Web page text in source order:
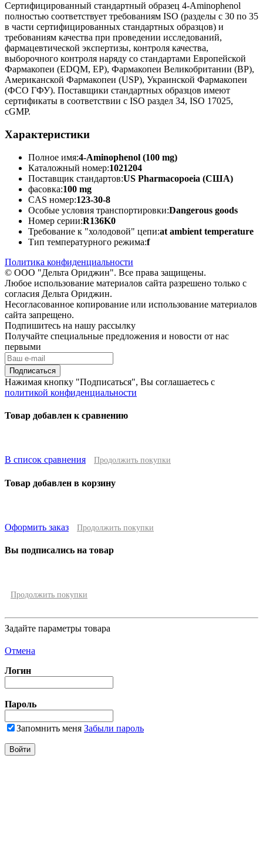
Сертифицированный стандартный образец 4-Aminophenol
полностью соответствует требованиям ISO (разделы с 30 по 35
в части сертифицированных стандартных образцов) и
требованиям качества при проведении исследований,
фармацевтической экспертизы, контроля качества,
выборочного контроля наряду со стандартами Европейской
Фармакопеи (EDQM, EP), Фармакопеи Великобритании (BP),
Американской Фармакопеи (USP), Украинской Фармакопеи
(ФСО ГФУ). Поставщики стандартных образцов имеют
сертификаты в соответствии с ISO раздел 34, ISO 17025,
cGMP.
Характеристики
Полное имя:4-Aminophenol (100 mg)
Каталожный номер:1021204
Поставщик стандартов:US Pharmacopoeia (США)
фасовка:100 mg
CAS номер:123-30-8
Особые условия транспортировки:Dangerous goods
Номер серии:R136K0
Требование к "холодовой" цепи:at ambient temperature
Тип температурного режима:f
Политика конфиденциальности
© ООО "Дельта Ориджин". Все права защищены.
Любое использование материалов сайта разрешено только с
согласия Дельта Ориджин.
Несогласованное копирование или использование материалов
сайта запрещено.
Подпишитесь на нашу рассылку
Получайте специальные предложения и новости от нас
первыми
Подписаться
Нажимая кнопку "Подписаться", Вы соглашаетесь с
политикой конфиденциальности
Товар добавлен к сравнению
В список сравнения Продолжить покупки
Товар добавлен в корзину
Оформить заказ Продолжить покупки
Вы подписались на товар
Продолжить покупки
Задайте параметры товара
Отмена
Логин
Пароль
Запомнить меня Забыли пароль